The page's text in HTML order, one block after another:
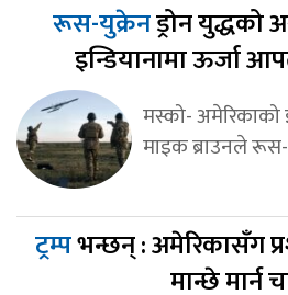
रूस-युक्रेनड्रोन युद्धको
इन्डियानामा ऊर्जा
मस्को- अमेरिकाको
माइक ब्राउनले
ट्रम्पभन्छन् : अमेरिकासँग
मान्छे मार्न